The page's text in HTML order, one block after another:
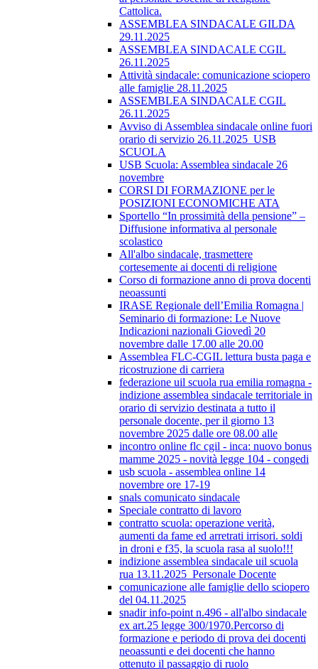
Cattolica.
ASSEMBLEA SINDACALE GILDA
29.11.2025
ASSEMBLEA SINDACALE CGIL
26.11.2025
Attività sindacale: comunicazione sciopero
alle famiglie 28.11.2025
ASSEMBLEA SINDACALE CGIL
26.11.2025
Avviso di Assemblea sindacale online fuori
orario di servizio 26.11.2025_USB
SCUOLA
USB Scuola: Assemblea sindacale 26
novembre
CORSI DI FORMAZIONE per le
POSIZIONI ECONOMICHE ATA
Sportello “In prossimità della pensione” –
Diffusione informativa al personale
scolastico
All'albo sindacale, trasmettere
cortesemente ai docenti di religione
Corso di formazione anno di prova docenti
neoassunti
IRASE Regionale dell’Emilia Romagna |
Seminario di formazione: Le Nuove
Indicazioni nazionali Giovedì 20
novembre dalle 17.00 alle 20.00
Assemblea FLC-CGIL lettura busta paga e
ricostruzione di carriera
federazione uil scuola rua emilia romagna -
indizione assemblea sindacale territoriale in
orario di servizio destinata a tutto il
personale docente, per il giorno 13
novembre 2025 dalle ore 08.00 alle
incontro online flc cgil - inca: nuovo bonus
mamme 2025 - novità legge 104 - congedi
usb scuola - assemblea online 14
novembre ore 17-19
snals comunicato sindacale
Speciale contratto di lavoro
contratto scuola: operazione verità,
aumenti da fame ed arretrati irrisori. soldi
in droni e f35, la scuola rasa al suolo!!!
indizione assemblea sindacale uil scuola
rua 13.11.2025_Personale Docente
comunicazione alle famiglie dello sciopero
del 04.11.2025
snadir info-point n.496 - all'albo sindacale
ex art.25 legge 300/1970.Percorso di
formazione e periodo di prova dei docenti
neoassunti e dei docenti che hanno
ottenuto il passaggio di ruolo